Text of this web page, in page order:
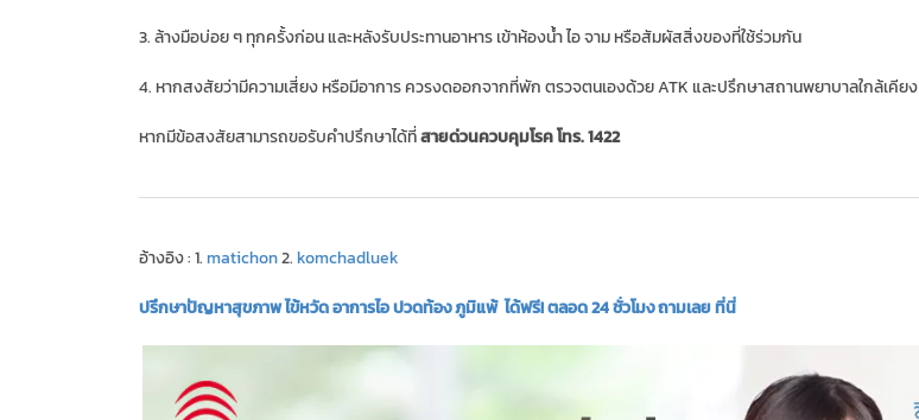
3. ล้างมือบ่อย ๆ ทุกครั้งก่อน และหลังรับประทานอาหาร เข้าห้องน้ำ ไอ จาม หรือสัมผัสสิ่งของที่ใช้ร่วมกัน
4. หากสงสัยว่ามีความเสี่ยง หรือมีอาการ ควรงดออกจากที่พัก ตรวจตนเองด้วย ATK และปรึกษาสถานพยาบาลใกล้เคียง
หากมีข้อสงสัยสามารถขอรับคำปรึกษาได้ที่สายด่วนควบคุมโรค โทร. 1422
อ้างอิง : 1. matichon2. komchadluek
ปรึกษาปัญหาสุขภาพ ไข้หวัด อาการไอ ปวดท้อง ภูมิแพ้ ได้ฟรี! ตลอด 24 ชั่วโมง ถามเลย ที่นี่